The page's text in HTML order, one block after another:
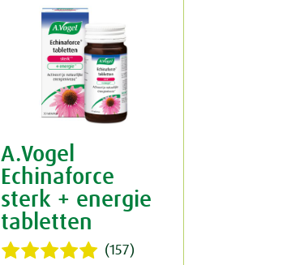
A.Vogel
Echinaforce
sterk + energie
tabletten
(157)